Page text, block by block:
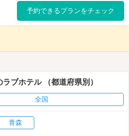
予約できるプランをチェック
ブホテル （都道府県別）
全国
青森